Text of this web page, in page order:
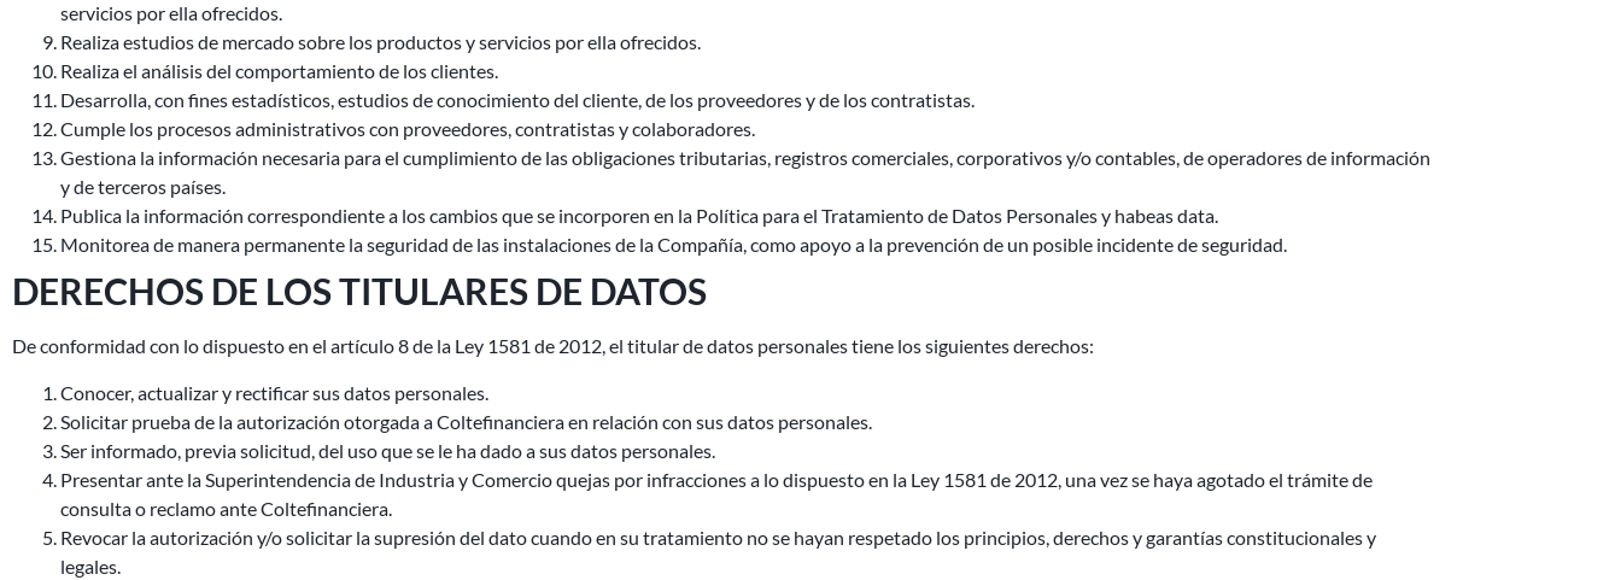
servicios por ella ofrecidos.
Realiza estudios de mercado sobre los productos y servicios por ella ofrecidos.
Realiza el análisis del comportamiento de los clientes.
Desarrolla, con fines estadísticos, estudios de conocimiento del cliente, de los proveedores y de los contratistas.
Cumple los procesos administrativos con proveedores, contratistas y colaboradores.
Gestiona la información necesaria para el cumplimiento de las obligaciones tributarias, registros comerciales, corporativos y/o contables, de operadores de información
y de terceros países.
Publica la información correspondiente a los cambios que se incorporen en la Política para el Tratamiento de Datos Personales y habeas data.
Monitorea de manera permanente la seguridad de las instalaciones de la Compañía, como apoyo a la prevención de un posible incidente de seguridad.
DERECHOS DE LOS TITULARES DE DATOS
De conformidad con lo dispuesto en el artículo 8 de la Ley 1581 de 2012, el titular de datos personales tiene los siguientes derechos:
Conocer, actualizar y rectificar sus datos personales.
Solicitar prueba de la autorización otorgada a Coltefinanciera en relación con sus datos personales.
Ser informado, previa solicitud, del uso que se le ha dado a sus datos personales.
Presentar ante la Superintendencia de Industria y Comercio quejas por infracciones a lo dispuesto en la Ley 1581 de 2012, una vez se haya agotado el trámite de
consulta o reclamo ante Coltefinanciera.
Revocar la autorización y/o solicitar la supresión del dato cuando en su tratamiento no se hayan respetado los principios, derechos y garantías constitucionales y
legales.